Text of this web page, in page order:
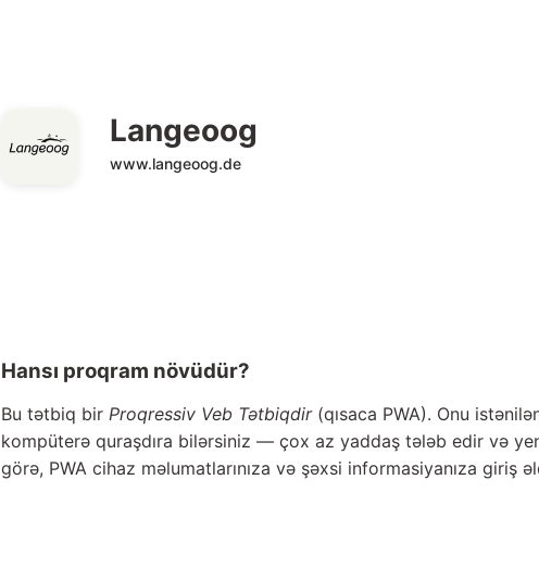
Langeoog
www.langeoog.de
Hansı proqram növüdür?
Bu tətbiq bir Proqressiv Veb Tətbiqdir(qısaca PWA). Onu
kompüterə quraşdıra bilərsiniz — çox az yaddaş tələb edir və
görə, PWA cihaz məlumatlarınıza və şəxsi informasiyanıza giriş